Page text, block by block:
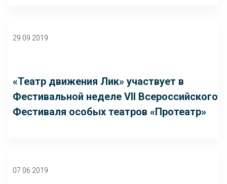
29 09 2019
«Театр движения Лик» участвует в
Фестивальной неделе VII Всероссийского
Фестиваля особых театров «Протеатр»
07 06 2019